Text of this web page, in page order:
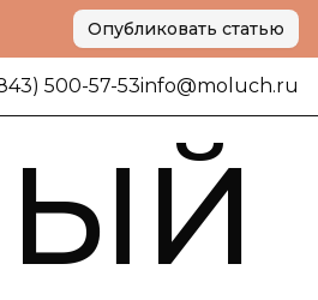
Опубликовать статью
500-57-53info@moluch.ru